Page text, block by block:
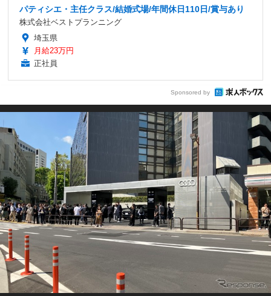
パティシエ・主任クラス/結婚式場/年間休日110日/賞与あり
株式会社ベストプランニング
埼玉県
月給23万円
正社員
Sponsored by